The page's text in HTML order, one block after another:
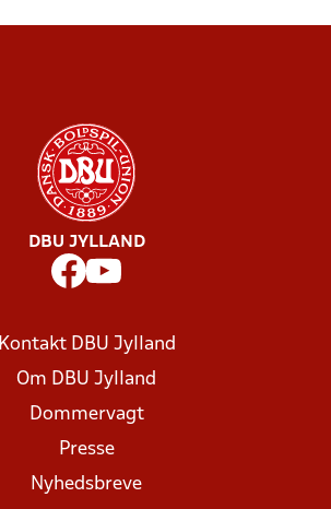
DBU JYLLAND
Kontakt DBU Jylland
Om DBU Jylland
Dommervagt
Presse
Nyhedsbreve